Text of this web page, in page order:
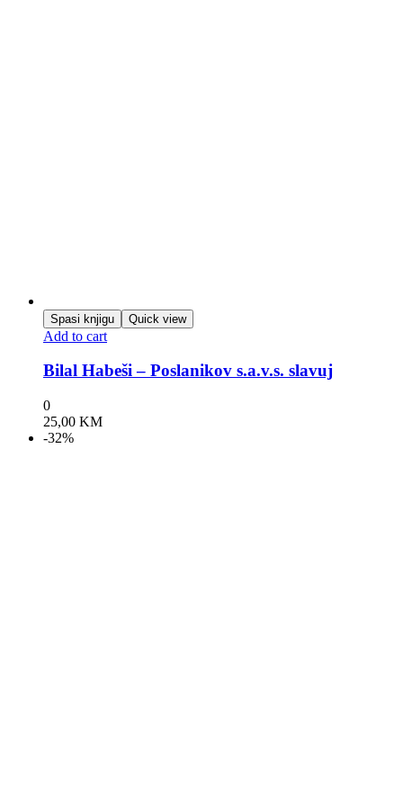
Spasi knjigu Quick view
Add to cart
Bilal Habeši – Poslanikov s.a.v.s. slavuj
0
25,00 KM
-32%